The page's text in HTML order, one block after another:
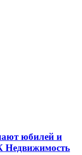
юбилей и
Недвижимость